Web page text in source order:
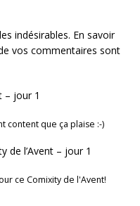
indésirables. En savoir
vos commentaires sont
– jour 1
content que ça plaise :-)
de l’Avent – jour 1
ce Comixity de l'Avent!